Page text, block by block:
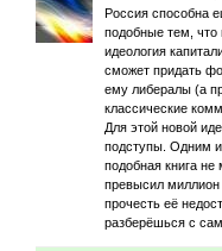
Россия способна
подобные тем, что
идеология
сможет придать
ему либералы (а
классические
Для этой новой
подступы. Одним
подобная книга
превысил миллион
прочесть её
разберёшься с